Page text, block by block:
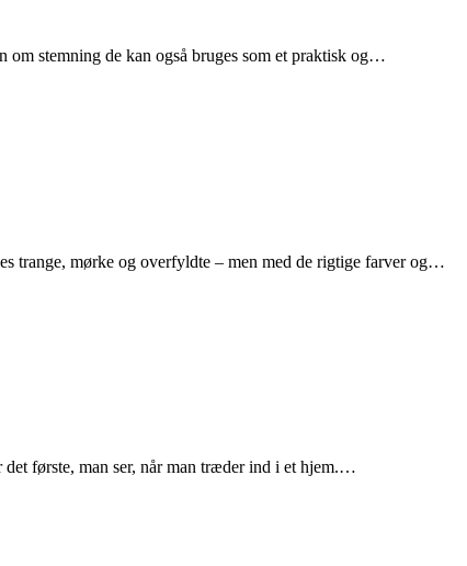
om stemning de kan også bruges som et praktisk og…
trange, mørke og overfyldte – men med de rigtige farver og…
første, man ser, når man træder ind i et hjem.…